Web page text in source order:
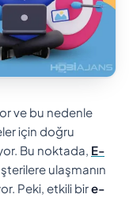
ve bu nedenle
için doğru
Bu noktada, E-
ulaşmanın
Peki, etkili bire-